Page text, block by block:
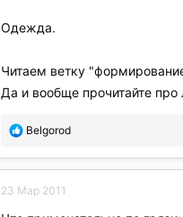
Одежда.
Читаем ветку
Да и вообще прочитайте
П
б
а
Belgorod
23 Мар 2011